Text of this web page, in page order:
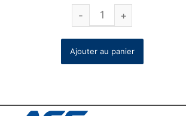
Ajouter au panier